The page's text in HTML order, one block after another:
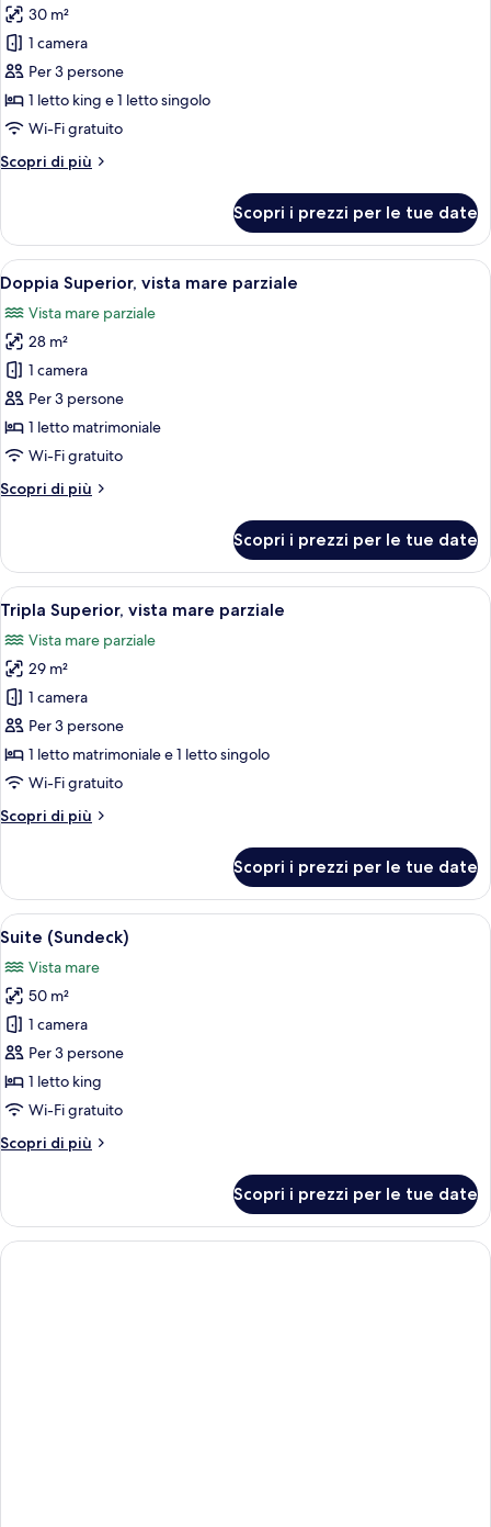
foto
per
Tripla
Deluxe,
vista
30 m²
1 camera
Per 3 persone
1 letto king e 1 letto singolo
Wi-Fi gratuito
Scopri di più
Altri
Deluxe,
vista
mare
Scopri i prezzi per le tue date
Apri
tutte
le
foto
per
Doppia
Superior,
vista
parziale
Una moderna camera d'albergo con
5
Doppia Superior, vista mare parziale
Vista mare parziale
28 m²
1 camera
Per 3 persone
1 letto matrimoniale
Wi-Fi gratuito
Scopri di più
Altri
Superior,
vista
mare
parziale
Scopri i prezzi per le tue date
Apri
tutte
le
foto
per
Tripla
Superior,
vista
parziale
Una moderna camera d'albergo con
5
Tripla Superior, vista mare parziale
Vista mare parziale
29 m²
1 camera
Per 3 persone
1 letto matrimoniale e 1 letto singolo
Wi-Fi gratuito
Scopri di più
Altri
Superior,
vista
mare
parziale
Scopri i prezzi per le tue date
Apri
tutte
le
foto
per
Suite
(Sundeck)
Una moderna camera d'albergo con
9
Suite (Sundeck)
Vista mare
50 m²
1 camera
Per 3 persone
1 letto king
Wi-Fi gratuito
Scopri di più
Altri
(Sundeck)
Scopri i prezzi per le tue date